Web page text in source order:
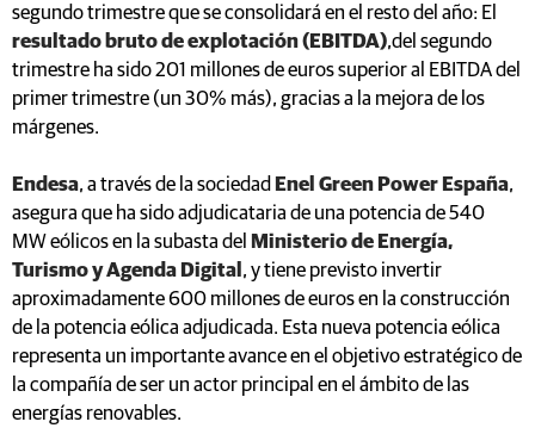
segundo trimestre que se consolidará en el resto del año: El
resultado bruto de explotación (EBITDA),del segundo
trimestre ha sido 201 millones de euros superior al EBITDA del
primer trimestre (un 30% más), gracias a la mejora de los
márgenes.
Endesa, a través de la sociedad Enel Green Power España,
asegura que ha sido adjudicataria de una potencia de 540
MW eólicos en la subasta del Ministerio de Energía,
Turismo y Agenda Digital , y tiene previsto invertir
aproximadamente 600 millones de euros en la construcción
de la potencia eólica adjudicada. Esta nueva potencia eólica
representa un importante avance en el objetivo estratégico de
la compañía de ser un actor principal en el ámbito de las
energías renovables.